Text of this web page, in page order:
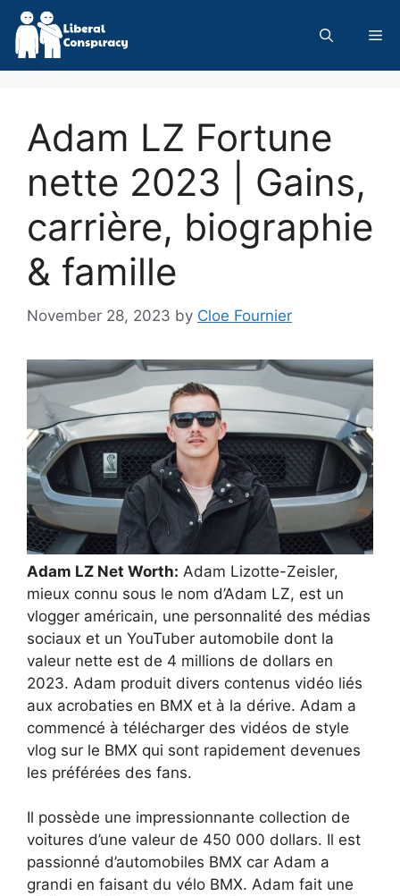
Skip
content
Adam LZ Fortune
nette 2023 | Gains,
carrière, biographie
& famille
November 28, 2023 by Cloe Fournier
Adam LZ Net Worth: Adam Lizotte-Zeisler,
mieux connu sous le nom d’Adam LZ, est un
vlogger américain, une personnalité des médias
sociaux et un YouTuber automobile dont la
valeur nette est de 4 millions de dollars en
2023. Adam produit divers contenus vidéo liés
aux acrobaties en BMX et à la dérive. Adam a
commencé à télécharger des vidéos de style
vlog sur le BMX qui sont rapidement devenues
les préférées des fans.
Il possède une impressionnante collection de
voitures d’une valeur de 450 000 dollars. Il est
passionné d’automobiles BMX car Adam a
grandi en faisant du vélo BMX. Adam fait une